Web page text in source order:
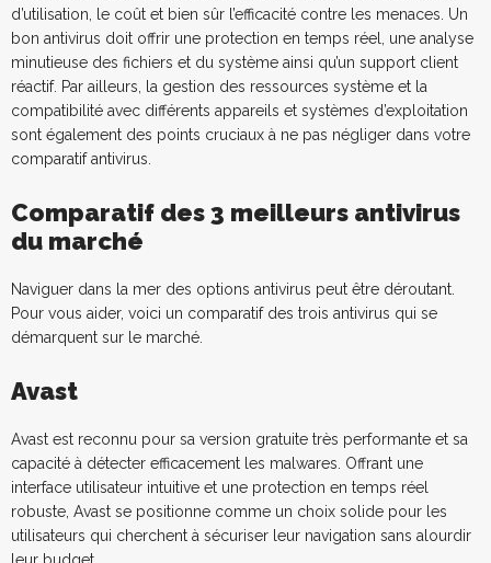
d’utilisation, le coût et bien sûr l’efficacité contre les menaces. Un
bon antivirus doit offrir une protection en temps réel, une analyse
minutieuse des fichiers et du système ainsi qu’un support client
réactif. Par ailleurs, la gestion des ressources système et la
compatibilité avec différents appareils et systèmes d’exploitation
sont également des points cruciaux à ne pas négliger dans votre
comparatif antivirus.
Comparatif des 3 meilleurs antivirus
du marché
Naviguer dans la mer des options antivirus peut être déroutant.
Pour vous aider, voici un comparatif des trois antivirus qui se
démarquent sur le marché.
Avast
Avast est reconnu pour sa version gratuite très performante et sa
capacité à détecter efficacement les malwares. Offrant une
interface utilisateur intuitive et une protection en temps réel
robuste, Avast se positionne comme un choix solide pour les
utilisateurs qui cherchent à sécuriser leur navigation sans alourdir